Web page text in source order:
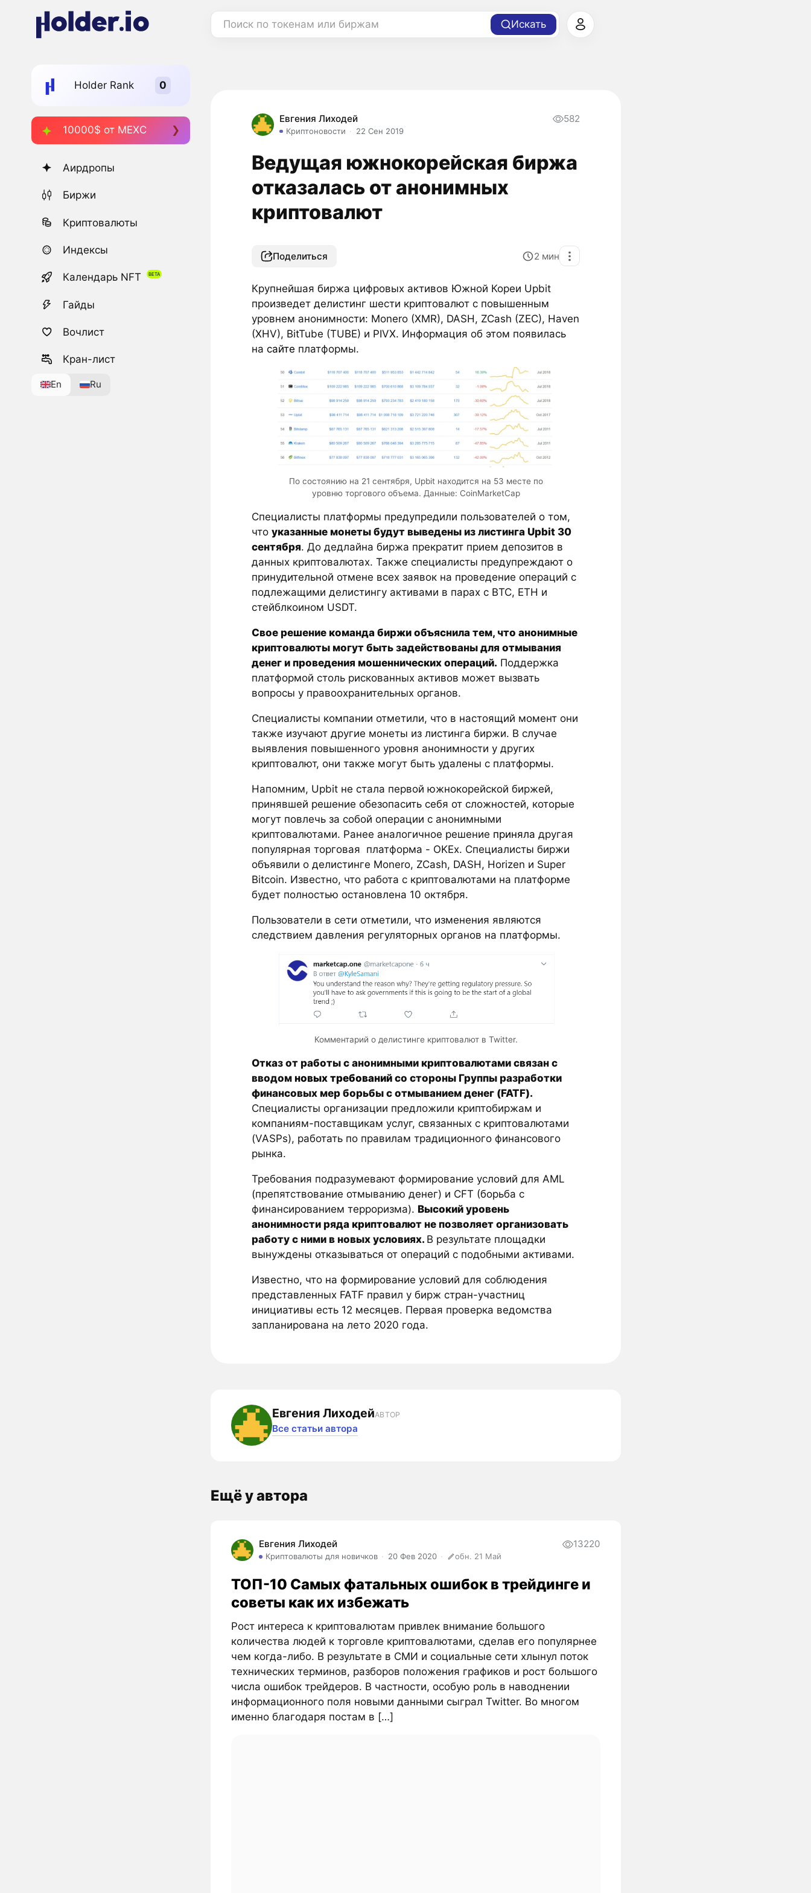
Поиск по токенам или биржам Искать
Holder Rank
10000$ от MEXC
Аирдропы
Биржи
Криптовалюты
Индексы
Календарь NFT
Гайды
Вочлист
Кран-лист
En Ru
Евгения Лиходей
Криптоновости 22 Сен 2019
582
Ведущая южнокорейская биржа
отказалась от анонимных
криптовалют
Поделиться 2 мин
Крупнейшая биржа цифровых активов Южной Кореи Upbit
произведет делистинг шести криптовалют с повышенным
уровнем анонимности: Monero (XMR), DASH, ZCash (ZEC), Haven
(XHV), BitTube (TUBE) и PIVX. Информация об этом появилась
на сайте платформы.
По состоянию на 21 сентября, Upbit находится на 53 месте по
уровню торгового объема. Данные: CoinMarketCap
Специалисты платформы предупредили пользователей о том,
что указанные монеты будут выведены из листинга Upbit 30
сентября. До дедлайна биржа прекратит прием депозитов в
данных криптовалютах. Также специалисты предупреждают о
принудительной отмене всех заявок на проведение операций с
подлежащими делистингу активами в парах с BTC, ETH и
стейблкоином USDT.
Свое решение команда биржи объяснила тем, что анонимные
криптовалюты могут быть задействованы для отмывания
денег и проведения мошеннических операций. Поддержка
платформой столь рискованных активов может вызвать
вопросы у правоохранительных органов.
Специалисты компании отметили, что в настоящий момент они
также изучают другие монеты из листинга биржи. В случае
выявления повышенного уровня анонимности у других
криптовалют, они также могут быть удалены с платформы.
Напомним, Upbit не стала первой южнокорейской биржей,
принявшей решение обезопасить себя от сложностей, которые
могут повлечь за собой операции с анонимными
криптовалютами. Ранее аналогичное решение приняла другая
популярная торговая платформа - OKEx. Специалисты биржи
объявили о делистинге Monero, ZCash, DASH, Horizen и Super
Bitcoin. Известно, что работа с криптовалютами на платформе
будет полностью остановлена 10 октября.
Пользователи в сети отметили, что изменения являются
следствием давления регуляторных органов на платформы.
Комментарий о делистинге криптовалют в Twitter.
Отказ от работы с анонимными криптовалютами связан с
вводом новых требований со стороны Группы разработки
финансовых мер борьбы с отмыванием денег (FATF).
Специалисты организации предложили криптобиржам и
компаниям-поставщикам услуг, связанных с криптовалютами
(VASPs), работать по правилам традиционного финансового
рынка.
Требования подразумевают формирование условий для AML
(препятствование отмыванию денег) и CFT (борьба с
финансированием терроризма). Высокий уровень
анонимности ряда криптовалют не позволяет организовать
работу с ними в новых условиях. В результате площадки
вынуждены отказываться от операций с подобными активами.
Известно, что на формирование условий для соблюдения
представленных FATF правил у бирж стран-участниц
инициативы есть 12 месяцев. Первая проверка ведомства
запланирована на лето 2020 года.
Евгения ЛиходейАВТОР
Все статьи автора
Ещё у автора
Евгения Лиходей
Криптовалюты для новичков 20 Фев 2020 обн. 21 Май
13220
ТОП-10 Самых фатальных ошибок в трейдинге и
советы как их избежать
Рост интереса к криптовалютам привлек внимание большого
количества людей к торговле криптовалютами, сделав его популярнее
чем когда-либо. В результате в СМИ и социальные сети хлынул поток
технических терминов, разборов положения графиков и рост большого
числа ошибок трейдеров. В частности, особую роль в наводнении
информационного поля новыми данными сыграл Twitter. Во многом
именно благодаря постам в […]